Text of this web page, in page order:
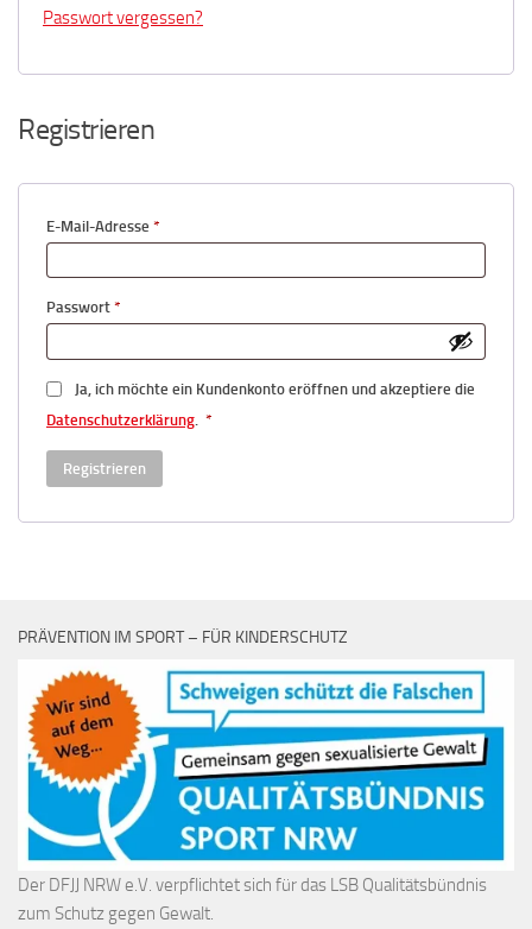
Passwort vergessen?
Registrieren
E-Mail-Adresse *
Passwort *
Ja, ich möchte ein Kundenkonto eröffnen und akzeptiere die
Datenschutzerklärung *
Registrieren
PRÄVENTION IM SPORT – FÜR KINDERSCHUTZ
Der DFJJ NRW e.V. verpflichtet sich für das LSB Qualitätsbündnis
zum Schutz gegen Gewalt.